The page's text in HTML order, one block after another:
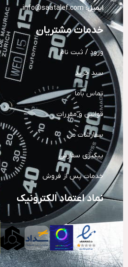
ایمیل: info@saatalef.com
خدمات مشتریان
ورود / ثبت نام
سبد خرید
تماس باما
قوانین و مقررات
سفارشات من
پیگیری سفارش
خدمات پس از فروش
نماد اعتماد الکترونیک